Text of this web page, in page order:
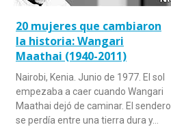
20 mujeres que cambiaron
la historia: Wangari
Maathai (1940-2011)
Nairobi, Kenia. Junio de 1977. El sol
empezaba a caer cuando Wangari
Maathai dejó de caminar. El sendero
se perdía entre una tierra dura y…